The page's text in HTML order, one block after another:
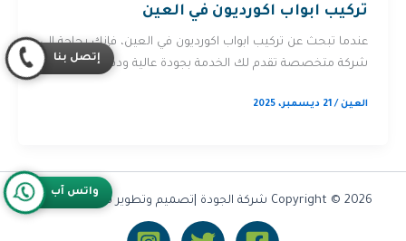
تركيب ابواب اكورديون في العين
عندما تبحث عن تركيب ابواب اكورديون في العين، فإنك بحاجة إلى
شركة متخصصة تقدم لك الخدمة بجودة عالية ودقة في […]
العين/21 ديسمبر، 2025
Copyright © 2026 شركة الجودة |تصميم وتطوير شركة Olymoo
واتس آب
إتصل بنا